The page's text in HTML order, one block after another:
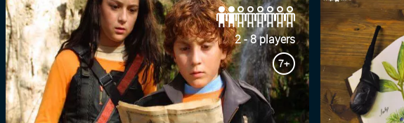
2 - 8 players
7+